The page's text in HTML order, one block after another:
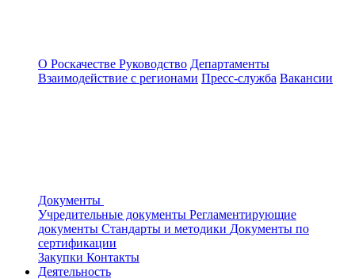
О Роскачестве Руководство Департаменты
Взаимодействие с регионами Пресс-служба Вакансии
Документы
Учредительные документы Регламентирующие
документы Стандарты и методики Документы по
сертификации
Закупки Контакты
Деятельность